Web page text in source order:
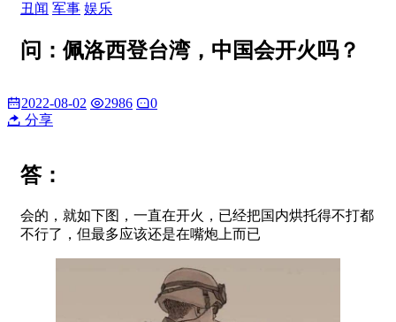
丑闻 军事 娱乐
问：佩洛西登台湾，中国会开火吗？
2022-08-02 2986
0
分享
答：
会的，就如下图，一直在开火，已经把国内烘托得不打都
不行了，但最多应该还是在嘴炮上而已